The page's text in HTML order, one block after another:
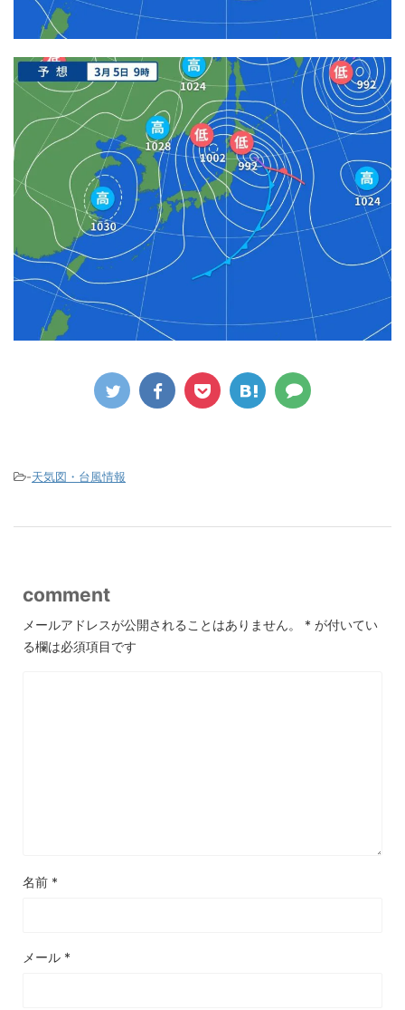
-天気図・台風情報
comment
メールアドレスが公開されることはありません。 * が付いてい
る欄は必須項目です
名前 *
メール *